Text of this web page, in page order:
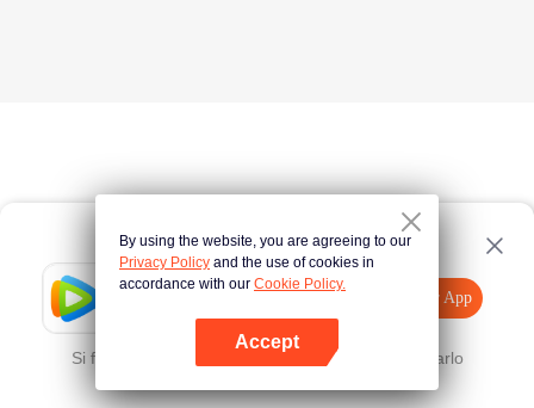
Tencent Video
Abrir App
Si falla, por favor Haz clic aquí y vuelve a intentarlo
By using the website, you are agreeing to our
Privacy Policy and the use of cookies in
accordance with our Cookie Policy.
Accept